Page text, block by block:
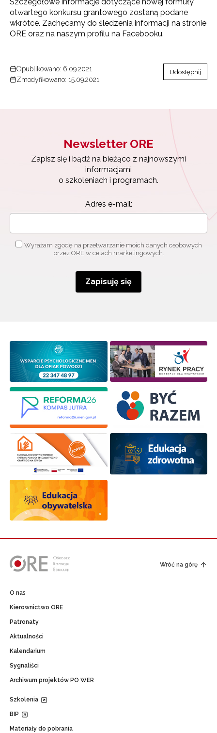
otwartego konkursu grantowego zostaną podane
wkrótce. Zachęcamy do śledzenia informacji na stronie
ORE oraz na naszym profilu na Facebooku.
Opublikowano: 6.09.2021
Zmodyfikowano: 15.09.2021
Udostępnij
Newsletter ORE
Zapisz się i bądź na bieżąco z najnowszymi
informacjami
o szkoleniach i programach.
Adres e-mail:
Wyrażam zgodę na przetwarzanie moich danych osobowych
przez ORE w celach marketingowych.
Zapisuję się
Wróć na górę
O nas
Kierownictwo ORE
Patronaty
Aktualności
Kalendarium
Sygnaliści
Archiwum projektów PO WER
Szkolenia
BIP
Materiały do pobrania
Newsletter ORE
Wyrażam zgodę na przetwarzanie moich danych
osobowych przez ORE w celach marketingowych.